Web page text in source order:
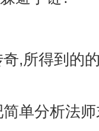
,所得到的
单分析法